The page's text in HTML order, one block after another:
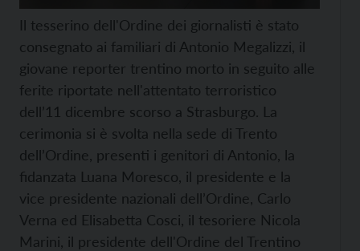
Il tesserino dell'Ordine dei giornalisti è stato
consegnato ai familiari di Antonio Megalizzi, il
giovane reporter trentino morto in seguito alle
ferite riportate nell'attentato terroristico
dell’11 dicembre scorso a Strasburgo. La
cerimonia si è svolta nella sede di Trento
dell’Ordine, presenti i genitori di Antonio, la
fidanzata Luana Moresco, il presidente e la
vice presidente nazionali dell’Ordine, Carlo
Verna ed Elisabetta Cosci, il tesoriere Nicola
Marini, il presidente dell'Ordine del Trentino